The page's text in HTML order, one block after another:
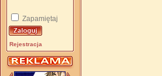
Zapamiętaj
Rejestracja